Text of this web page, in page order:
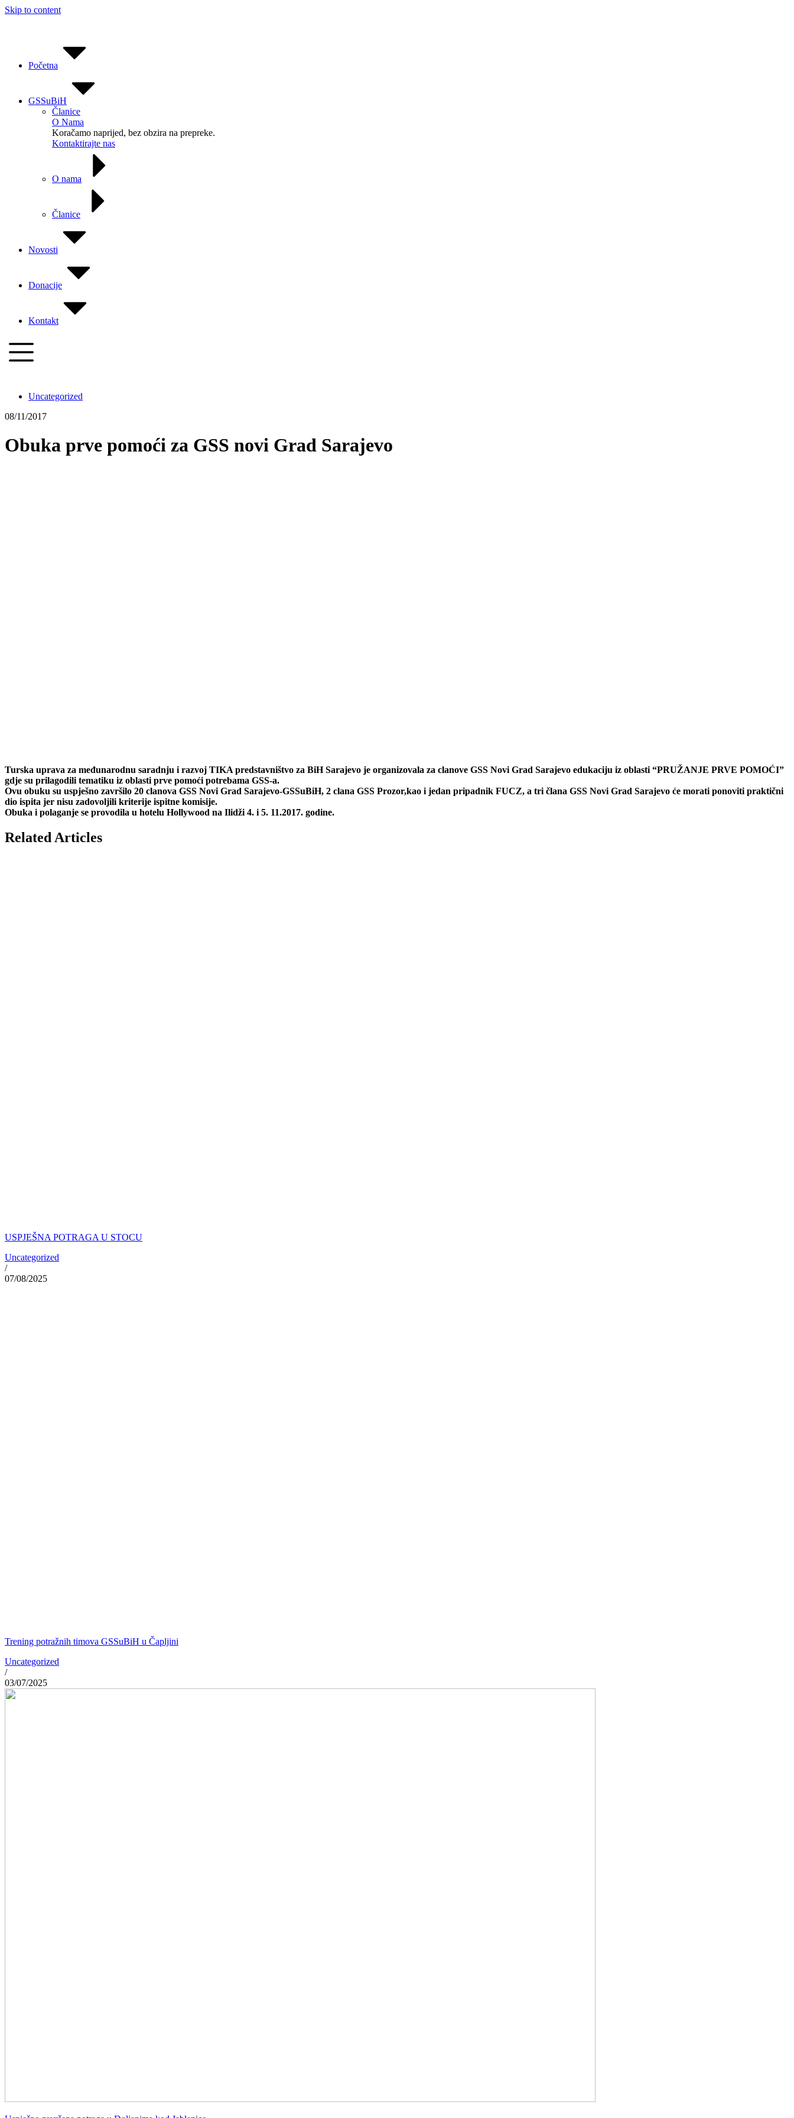
Skip to content
Početna
GSSuBiH
Članice
O Nama
Koračamo naprijed, bez obzira na prepreke.
Kontaktirajte nas
O nama
Članice
Novosti
Donacije
Kontakt
Uncategorized
08/11/2017
Obuka prve pomoći za GSS novi Grad Sarajevo
Turska uprava za međunarodnu saradnju i razvoj TIKA predstavništvo za BiH Sarajevo je organizovala za clanove GSS Novi Grad Sarajevo edukaciju iz oblasti “PRUŽANJE PRVE POMOĆI”
gdje su prilagodili tematiku iz oblasti prve pomoći potrebama GSS-a.
Ovu obuku su uspješno završilo 20 clanova GSS Novi Grad Sarajevo-GSSuBiH, 2 clana GSS Prozor,kao i jedan pripadnik FUCZ, a tri člana GSS Novi Grad Sarajevo će morati ponoviti praktični
dio ispita jer nisu zadovoljili kriterije ispitne komisije.
Obuka i polaganje se provodila u hotelu Hollywood na Ilidži 4. i 5. 11.2017. godine.
Related Articles
USPJEŠNA POTRAGA U STOCU
Uncategorized
/
07/08/2025
Trening potražnih timova GSSuBiH u Čapljini
Uncategorized
/
03/07/2025